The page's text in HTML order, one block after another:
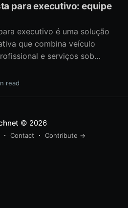
para executivo: equipe
executivo é uma solução
que combina veículo
e serviços sob
perdido em
a pontualidade e garantir
read
© 2026
Contact Contribute →